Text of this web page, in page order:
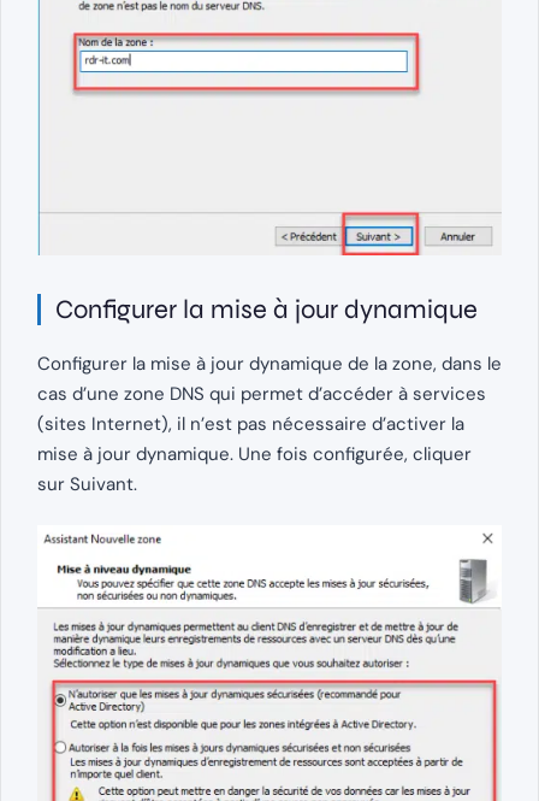
Configurer la mise à jour dynamique
Configurer la mise à jour dynamique de la zone, dans le
cas d’une zone DNS qui permet d’accéder à services
(sites Internet), il n’est pas nécessaire d’activer la
mise à jour dynamique. Une fois configurée, cliquer
sur Suivant.